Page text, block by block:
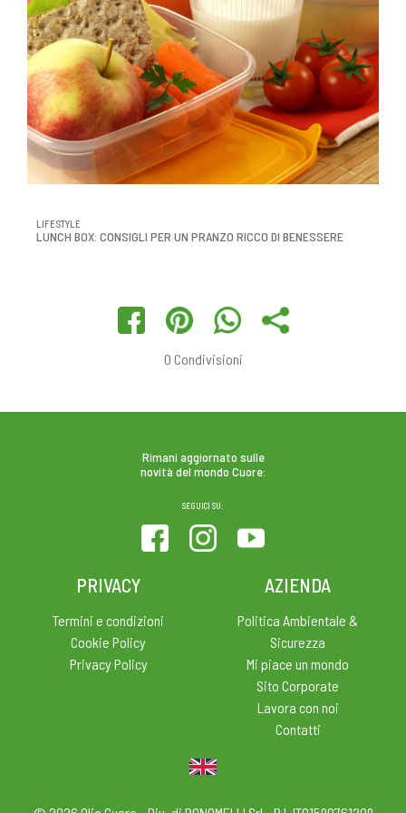
LIFESTYLE
LUNCH BOX: CONSIGLI PER UN PRANZO RICCO DI BENESSERE
0 Condivisioni
Rimani aggiornato sulle
novità del mondo Cuore:
SEGUICI SU:
PRIVACY
Termini e condizioni
Cookie Policy
Privacy Policy
AZIENDA
Politica Ambientale &
Sicurezza
Mi piace un mondo
Sito Corporate
Lavora con noi
Contatti